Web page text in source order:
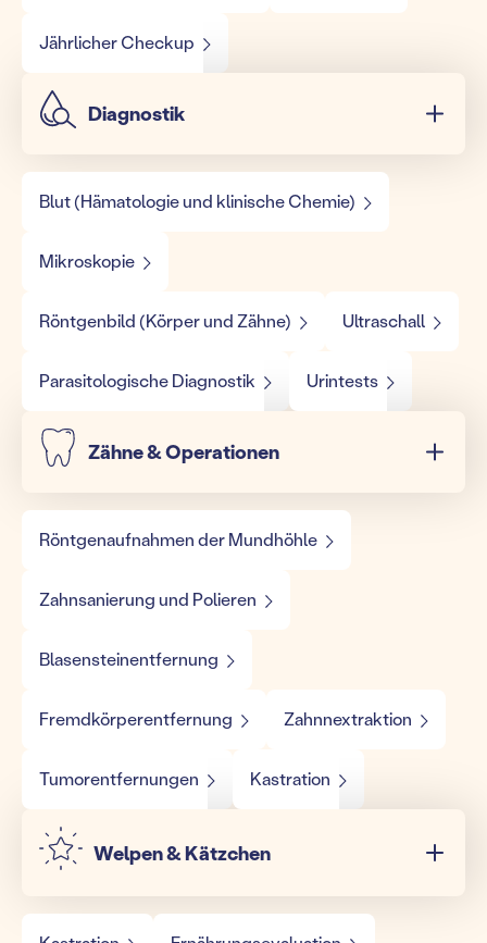
Jährlicher Checkup
Diagnostik
Blut (Hämatologie und klinische Chemie)
Mikroskopie
Röntgenbild (Körper und Zähne) Ultraschall
Parasitologische Diagnostik Urintests
Zähne & Operationen
Röntgenaufnahmen der Mundhöhle
Zahnsanierung und Polieren
Blasensteinentfernung
Fremdkörperentfernung Zahnnextraktion
Tumorentfernungen Kastration
Welpen & Kätzchen